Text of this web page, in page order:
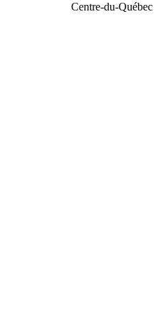
Centre-du-Québec